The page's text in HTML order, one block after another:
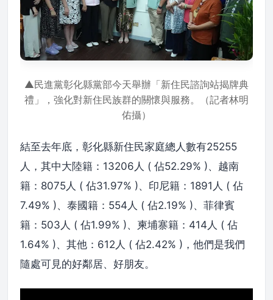
▲民進黨彰化縣黨部今天舉辦「新住民諮詢站揭牌典
禮」，強化對新住民族群的關懷與服務。（記者林明
佑攝）
結至去年底，彰化縣新住民家庭總人數有25255
人，其中大陸籍：13206人 ( 佔52.29% )、越南
籍：8075人 ( 佔31.97% )、印尼籍：1891人 ( 佔
7.49% )、泰國籍：554人 ( 佔2.19% )、菲律賓
籍：503人 ( 佔1.99% )、柬埔寨籍：414人 ( 佔
1.64% )、其他：612人 ( 佔2.42% )，他們是我們
隨處可見的好鄰居、好朋友。